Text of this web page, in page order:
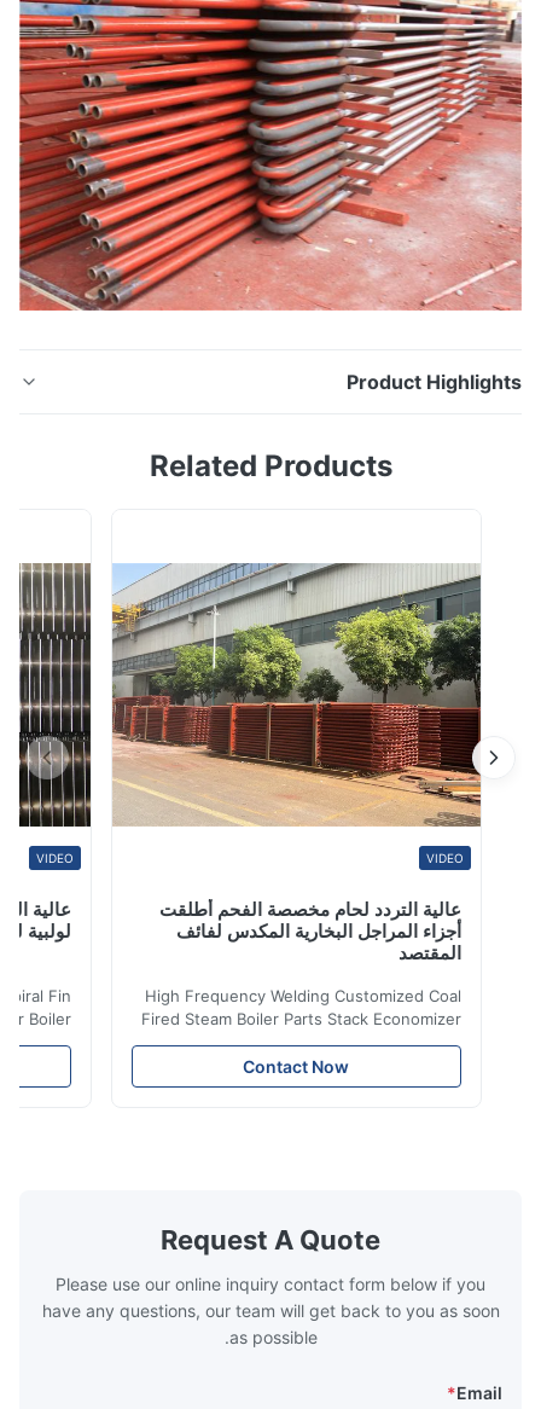
Product
countries . يمكن توريد الكمية الضخمة من الأنابيب والأنابيب
غير الملحومة Cr-Mo Alloy ، وتصدير ...
Related Products
عالية التردد لحام مخصصة الفحم أطلقت
أجزاء المراجل البخارية المكدس لفائف
المقتصد
High Frequency Welding Customized Coal
Fired Steam Boiler Parts Stack Economizer
Coil Boiler economizer Boiler Economizer is
the energy improving device that helps to
reduce the cost of operation by saving the
boilers is generally in the temperature
range of 200°C – 250°C, so there
Contact Now
عالية
لولبية لنقل
Spiral Fin
Boiler
is the
saving the
Request A Quote
Please use our online inquiry contact form below if you
have any questions, our team will get back to you as soon
as possible.
Email
*